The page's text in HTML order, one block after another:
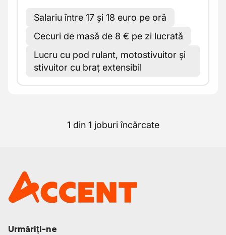
Salariu între 17 și 18 euro pe oră
Cecuri de masă de 8 € pe zi lucrată
Lucru cu pod rulant, motostivuitor și
stivuitor cu braț extensibil
1 din 1 joburi încărcate
Urmăriți-ne